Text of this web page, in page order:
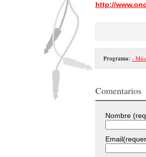
http://
Programa: -
Comentarios
Nombre